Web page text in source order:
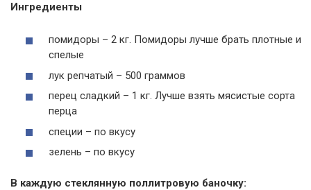
Ингредиенты
помидоры – 2 кг. Помидоры лучше брать плотные и
спелые
лук репчатый – 500 граммов
перец сладкий – 1 кг. Лучше взять мясистые сорта
перца
специи – по вкусу
зелень – по вкусу
В каждую стеклянную поллитровую баночку: